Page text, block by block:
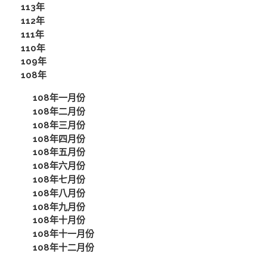
113年
112年
111年
110年
109年
108年
108年一月份
108年二月份
108年三月份
108年四月份
108年五月份
108年六月份
108年七月份
108年八月份
108年九月份
108年十月份
108年十一月份
108年十二月份